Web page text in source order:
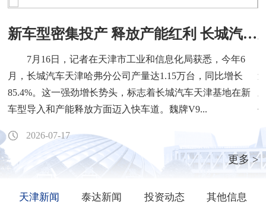
新车型密集投产 释放产能红利 长城汽车天津哈弗分公司6月产量同比提升85.4%
7月16日，记者在天津市工业和信息化局获悉，今年6
月，长城汽车天津哈弗分公司产量达1.15万台，同比增长
85.4%。这一强劲增长势头，标志着长城汽车天津基地在新
车型导入和产能释放方面迈入快车道。魏牌V9...
2026-07-17
更多 >
天津新闻 泰达新闻 投资动态 其他信息